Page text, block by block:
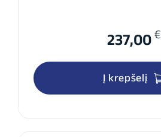
237,00 €
Į krepšelį